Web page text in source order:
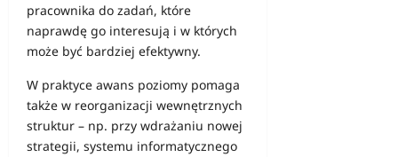
pracownika do zadań, które
naprawdę go interesują i w których
może być bardziej efektywny.
W praktyce awans poziomy pomaga
także w reorganizacji wewnętrznych
struktur – np. przy wdrażaniu nowej
strategii, systemu informatycznego